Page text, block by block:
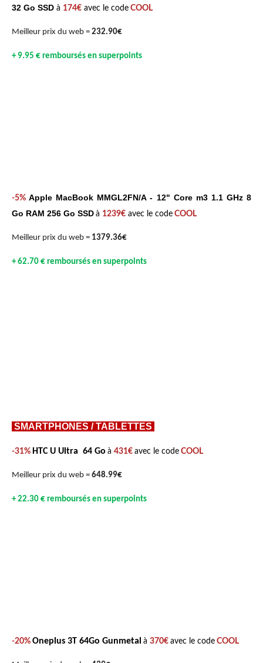
32 Go SSD à 174€ avec le code COOL
Meilleur prix du web = 232.90€
+ 9.95 € remboursés en superpoints
-5% Apple MacBook MMGL2FN/A - 12" Core m3 1.1 GHz 8
Go RAM 256 Go SSD à 1239€ avec le code COOL
Meilleur prix du web = 1379.36€
+ 62.70 € remboursés en superpoints
SMARTPHONES / TABLETTES
-31% HTC U Ultra 64 Go à 431€ avec le code COOL
Meilleur prix du web = 648.99€
+ 22.30 € remboursés en superpoints
-20% Oneplus 3T 64Go Gunmetal à 370€ avec le code COOL